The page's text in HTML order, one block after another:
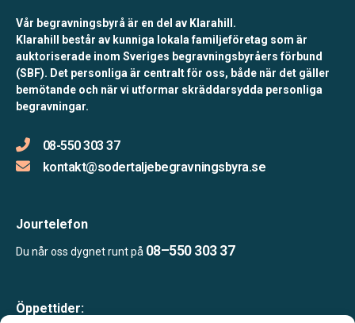
Vår begravningsbyrå är en del av Klarahill.
Klarahill består av kunniga lokala familjeföretag som är
auktoriserade inom Sveriges begravningsbyråers förbund
(SBF). Det personliga är centralt för oss, både när det gäller
bemötande och när vi utformar skräddarsydda personliga
begravningar.
08-550 303 37
kontakt@sodertaljebegravningsbyra.se
Jourtelefon
Du når oss dygnet runt på 08–550 303 37
Öppettider: